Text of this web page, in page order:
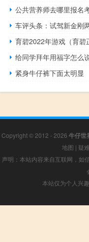
公共营养师去哪里报名
车评头条：试驾新金刚
育碧2022年游戏（育
给同学拜年用福字怎么
紧身牛仔裤下面太明显
Copyright © 2012 - 2026 牛仔世
地图 | 疑
声明：本站内容来自互联网，如
本站仅为个人兴